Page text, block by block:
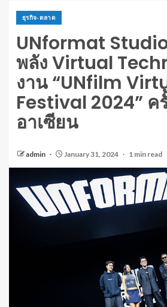
ธุรกิจ-ตลาด
UNformat
พลัง Virtual
งาน “UNfilm
Festival 2024” ค
อาเซียน
admin January 31, 2024 1 min read